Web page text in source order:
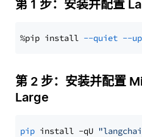
第 1 步：安装并配置
%pip install --quiet --
第 2 步：安装并配置
Large
pip install -qU